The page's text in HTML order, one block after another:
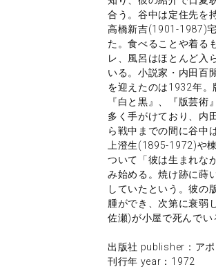
合う。谷中は定住先を
高橋新吉(1901-1987)
た。食べることや着る
レ、風呂はほとんど入
いる。小説家・内田百
を迎えたのは1932年。
『白と黒』、『版芸
多く手がけており、内
ら戦中までの間に谷中
上澄生(1895-1972)や
ついて「彼は生まれな
み始める。焼け跡に蒔
していたという。彼の
腫ができ、次第に衰弱
佐瀬)が小屋で死んでい
出版社 publisher：ア
刊行年 year：1972